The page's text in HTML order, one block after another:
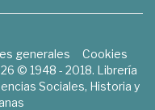
generales
Cookies
© 1948 - 2018. Librería
Sociales, Historia y